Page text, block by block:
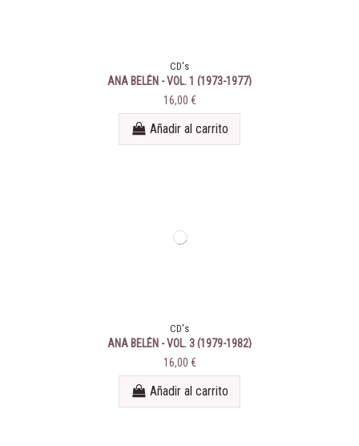
CD's
ANA BELÉN - VOL. 1 (1973-1977)
16,00 €
Añadir al carrito
CD's
ANA BELÉN - VOL. 3 (1979-1982)
16,00 €
Añadir al carrito